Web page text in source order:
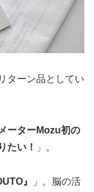
ターン品としてい
ーターMozu初の
たい！
」。
』
」。脳の活